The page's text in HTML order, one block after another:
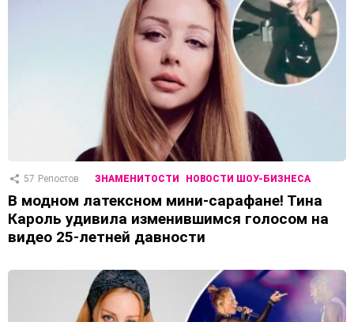
57 Репостов ЗНАМЕНИТОСТИ НОВОСТИ ШОУ-БИЗНЕСА
В модном латексном мини-сарафане! Тина
Кароль удивила изменившимся голосом на
видео 25-летней давности